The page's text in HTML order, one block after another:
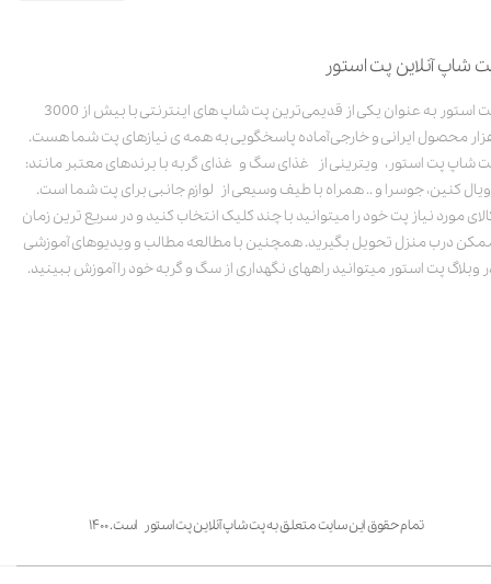
شاپ آنلاین پت استور
پت استور به عنوان یکی از قدیمی‌ترین پت شاپ های اینترنتی با بیش از 3000
محصول ایرانی و خارجی آماده پاسخگویی به همه ی نیازهای پت شما هست.
شاپ پت استور، ویترینی از غذای سگ و غذای گربه با برندهای معتبر مانند:
کنین، جوسرا و .. همراه با طیف وسیعی از لوازم جانبی برای پت شما است.
مورد نیاز پت خود را میتوانید با چند کلیک انتخاب کنید و در سریع ترین زمان
درب منزل تحویل بگیرید. همچنین با مطالعه مطالب و ویدیوهای آموزشی
وبلاگ پت استور میتوانید راههای نگهداری از سگ و گربه خود را آموزش ببینید.
تمام حقوق این سایت متعلق به پت شاپ آنلاین پت استور است. ۱۴۰۰